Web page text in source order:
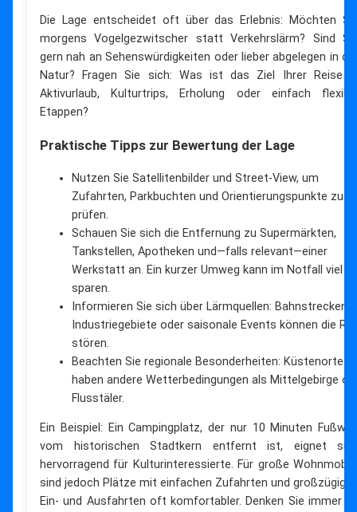
Die Lage entscheidet oft über das Erlebnis: Möchten
morgens Vogelgezwitscher statt Verkehrslärm? Sind
gern nah an Sehenswürdigkeiten oder lieber abgelegen in
Natur? Fragen Sie sich: Was ist das Ziel Ihrer Reise
Aktivurlaub, Kulturtrips, Erholung oder einfach
Etappen?
Praktische Tipps zur Bewertung der Lage
Nutzen Sie Satellitenbilder und Street-View, um
Zufahrten, Parkbuchten und Orientierungspunkte zu
prüfen.
Schauen Sie sich die Entfernung zu Supermärkten,
Tankstellen, Apotheken und—falls relevant—einer
Werkstatt an. Ein kurzer Umweg kann im Notfall viel
sparen.
Informieren Sie sich über Lärmquellen: Bahnstrecken,
Industriegebiete oder saisonale Events können die
stören.
Beachten Sie regionale Besonderheiten: Küstenorte
haben andere Wetterbedingungen als Mittelgebirge
Flusstäler.
Ein Beispiel: Ein Campingplatz, der nur 10 Minuten
vom historischen Stadtkern entfernt ist, eignet
hervorragend für Kulturinteressierte. Für große
sind jedoch Plätze mit einfachen Zufahrten und
Ein- und Ausfahrten oft komfortabler. Denken Sie immer